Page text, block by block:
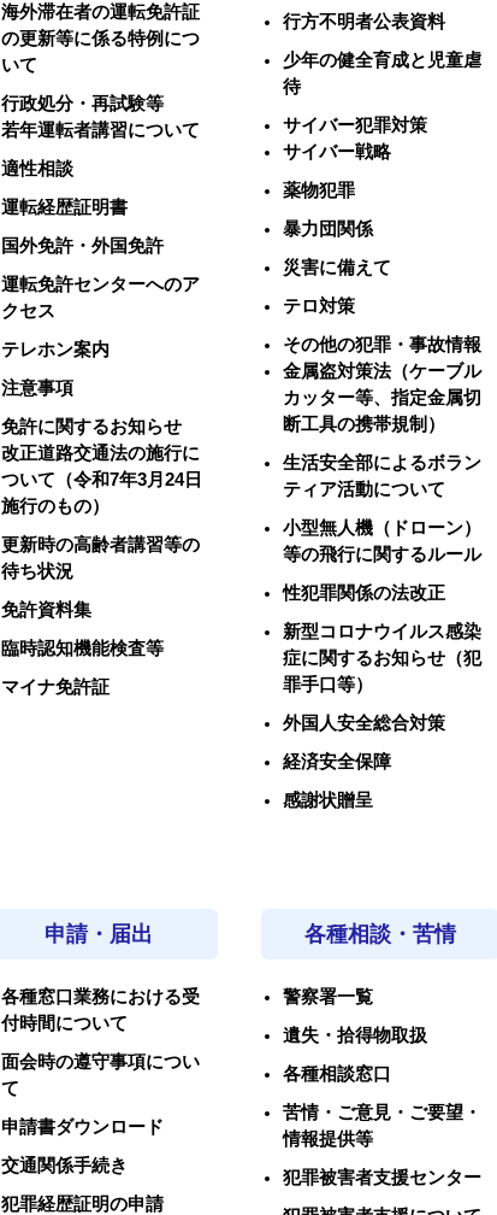
海外滞在者の運転免許証
の更新等に係る特例につ
いて
行政処分・再試験等
若年運転者講習について
適性相談
運転経歴証明書
国外免許・外国免許
運転免許センターへのア
クセス
テレホン案内
注意事項
免許に関するお知らせ
改正道路交通法の施行に
ついて（令和7年3月24日
施行のもの）
更新時の高齢者講習等の
待ち状況
免許資料集
臨時認知機能検査等
マイナ免許証
行方不明者公表資料
少年の健全育成と児童虐
待
サイバー犯罪対策
サイバー戦略
薬物犯罪
暴力団関係
災害に備えて
テロ対策
その他の犯罪・事故情報
金属盗対策法（ケーブル
カッター等、指定金属切
断工具の携帯規制）
生活安全部によるボラン
ティア活動について
小型無人機（ドローン）
等の飛行に関するルール
性犯罪関係の法改正
新型コロナウイルス感染
症に関するお知らせ（犯
罪手口等）
外国人安全総合対策
経済安全保障
感謝状贈呈
申請・届出
各種窓口業務における受
付時間について
面会時の遵守事項につい
て
申請書ダウンロード
交通関係手続き
犯罪経歴証明の申請
各種相談・苦情
警察署一覧
遺失・拾得物取扱
各種相談窓口
苦情・ご意見・ご要望・
情報提供等
犯罪被害者支援センター